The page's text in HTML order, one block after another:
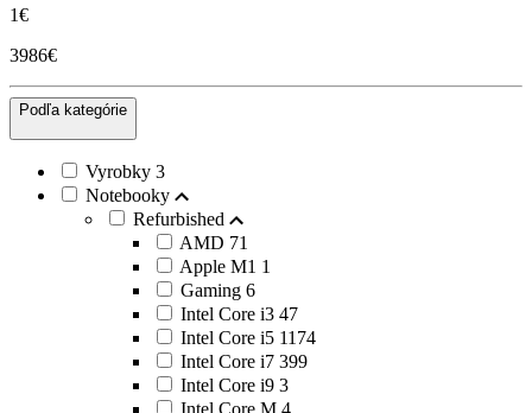
1€
3986€
Podľa kategórie
Vyrobky 3
Notebooky
Refurbished
AMD 71
Apple M1 1
Gaming 6
Intel Core i3 47
Intel Core i5 1174
Intel Core i7 399
Intel Core i9 3
Intel Core M 4